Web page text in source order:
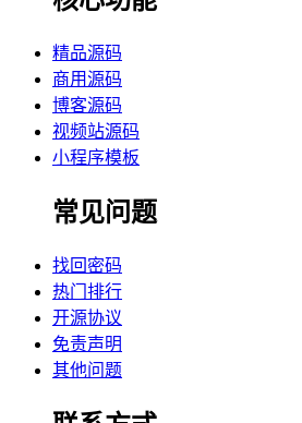
精品源码
商用源码
博客源码
视频站源码
小程序模板
常见问题
找回密码
热门排行
开源协议
免责声明
其他问题